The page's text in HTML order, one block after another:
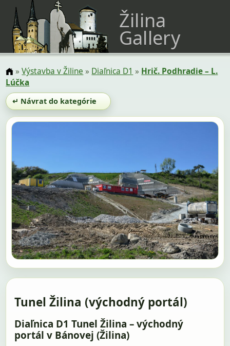
Žilina
Gallery
»Výstavba v Žiline » Diaľnica D1 » Hrič. Podhradie – L.
Lúčka
↵ Návrat do kategórie
Tunel Žilina (východný portál)
Diaľnica D1 Tunel Žilina – východný
portál v Bánovej (Žilina)